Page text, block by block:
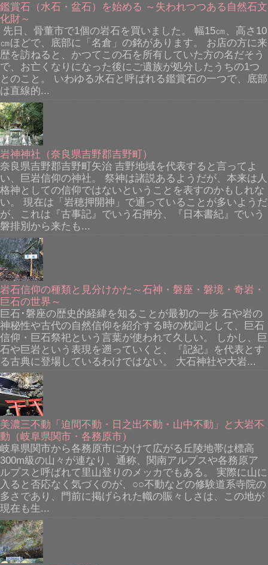
鑑賞石（水石・盆石）を始める ～失われつつある自然石文
化財～
先日、骨董市で1個の岩石を買いました。 幅15㎝、高さ10
㎝ほどで、底部に「名倉」の銘があります。 お店の方に来
歴を訪ねると、かつてこの石を所有していた方の名だそう
で、お亡くなりになった後にご遺族が処分したうちの1つ
とのこと。 いわゆる水石と呼ばれる鑑賞石の一つで、底部
は直線的...
岩神神社（奈良県吉野郡吉野町）
奈良県吉野郡吉野町矢治 吉野地域を代表すると言ってよ
い、巨岩信仰の神社。 祭神は諸説あるようだが、本来は人
格神としての信仰ではないということを表すのかもしれな
い。 現在は「岩穂押開神」で通っていることが多いようだ
が、これは『古事記』でいう石押分、『日本書紀』でいう
磐排別から来たも...
岩石信仰の種類と見分けかた～石神・磐座・磐境・奇岩・
巨石の世界～
巨石･磐座の歴史的経緯を知ることが最初の一歩 石や岩の
神秘性や古代の自然信仰を紹介する時の枕詞として、巨石
信仰・巨石祭祀という言葉が使われて久しい。 しかし、巨
石や巨岩という表現を遡っていくと、『記紀』を代表とす
る古典に登場しているわけではない。 大石神社や大岩...
美濃三不動「迫間不動・日之出不動・山中不動」と大岩不
動（岐阜県関市・各務原市）
岐阜県関市から各務原市にかけて広がる丘陵地帯は標高
300m級の山々が連なり、通称、関南アルプスや各務原ア
ルプスと呼ばれて里山登りのメッカでもある。 実際に山に
入ると否応なく気づくのが、○○不動などの修験道系寺院の
多さであり、門前に掲げられた幟の賑々しさは、この地が
現在も生...